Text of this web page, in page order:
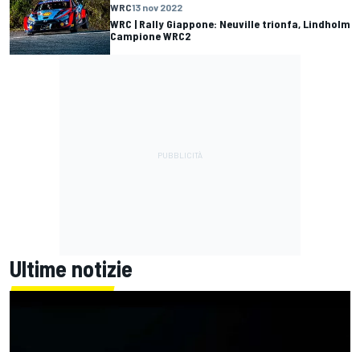
WRC13 nov 2022
WRC | Rally Giappone: Neuville trionfa, Lindholm
Campione WRC2
Ultime notizie